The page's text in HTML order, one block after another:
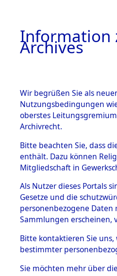
BESTÄNDE
1.
mente
5. Verschiedenes
5.3
Todesmärsche
5.3.1 Alliierte
Erhebungen
zu
Todesmärsch
en
Information
Archives
Wir begrüßen Sie als
Nutzungsbedingungen
oberstes
Archivrecht.
Bitte beachten Sie, dass
enthält. Dazu können
Mitgliedschaft in
Als Nutzer dieses Portals
Gesetze und die
personenbezogene
Sammlungen erscheinen,
Bitte kontaktieren Sie
bestimmter
Sie möchten mehr über